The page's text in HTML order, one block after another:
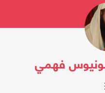
فهمي
Toggle